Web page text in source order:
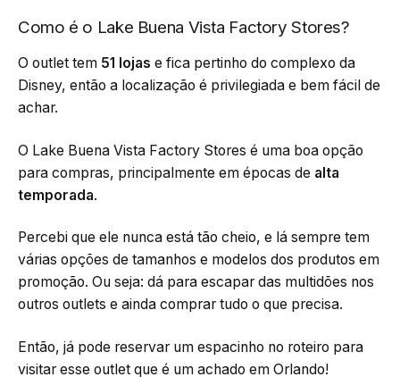
Como é o Lake Buena Vista Factory Stores?
O outlet tem 51 lojas e fica pertinho do complexo da
Disney, então a localização é privilegiada e bem fácil de
achar.
O Lake Buena Vista Factory Stores é uma boa opção
para compras, principalmente em épocas de alta
temporada.
Percebi que ele nunca está tão cheio, e lá sempre tem
várias opções de tamanhos e modelos dos produtos em
promoção. Ou seja: dá para escapar das multidões nos
outros outlets e ainda comprar tudo o que precisa.
Então, já pode reservar um espacinho no roteiro para
visitar esse outlet que é um achado em Orlando!